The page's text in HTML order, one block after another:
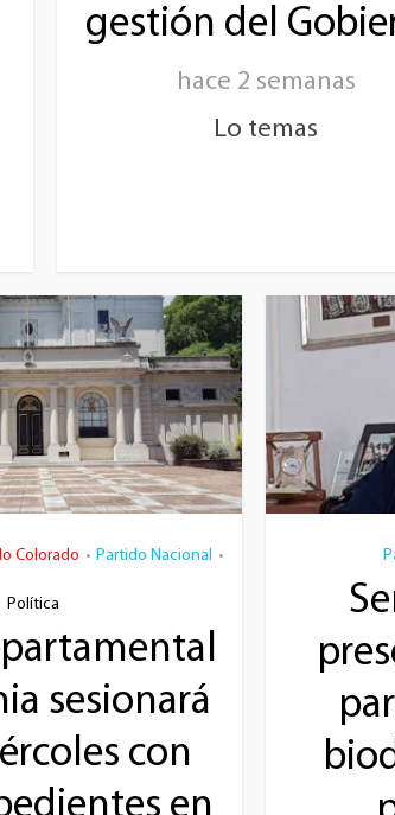
gestión del
hace 2 semanas
Lo temas
Colorado • Partido Nacional •
Política
sesionará
con